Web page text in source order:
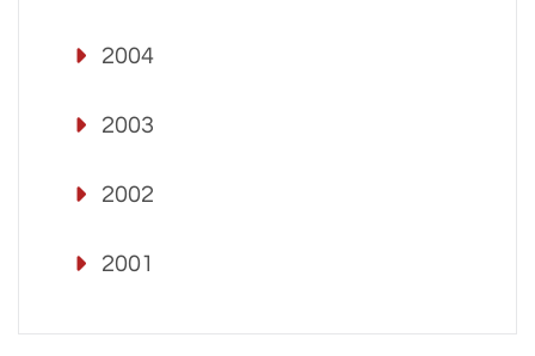
2004
2003
2002
2001